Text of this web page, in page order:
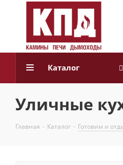
Каталог
Уличные
Главная - Каталог - Готовим и